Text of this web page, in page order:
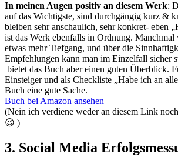
In meinen Augen positiv an diesem Werk:
auf das Wichtigste, sind durchgängig kurz &
bleiben sehr anschaulich, sehr konkret- eben
ist das Werk ebenfalls in Ordnung. Manchmal
etwas mehr Tiefgang, und über die
Empfehlungen kann man im Einzelfall sicher
bietet das Buch aber einen guten Überblick.
Einsteiger und als Checkliste „Habe ich an
Buch eine gute Sache.
Buch bei Amazon ansehen
(Nein ich verdiene weder an diesem Link
😉 )
3. Social Media